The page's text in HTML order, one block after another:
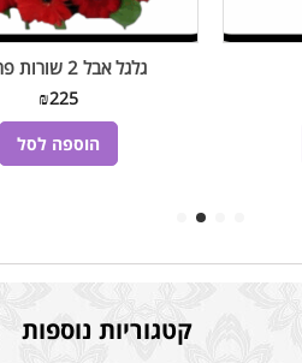
גלגל אבל 2 שורות פרחים
₪225
הוספה לסל
קטגוריות נוספות